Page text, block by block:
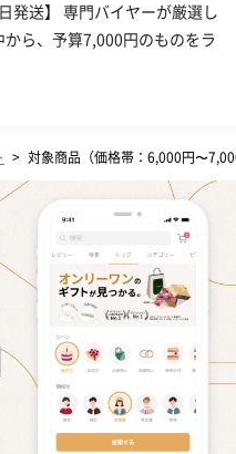
発送】 専門バイヤーが厳選し
ら、予算7,000円のものをラ
> 対象商品（価格帯：6,000円〜